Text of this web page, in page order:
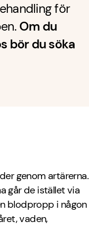
för
Om du
bör du söka
genom artärerna.
går de istället via
blodpropp i någon
vaden,